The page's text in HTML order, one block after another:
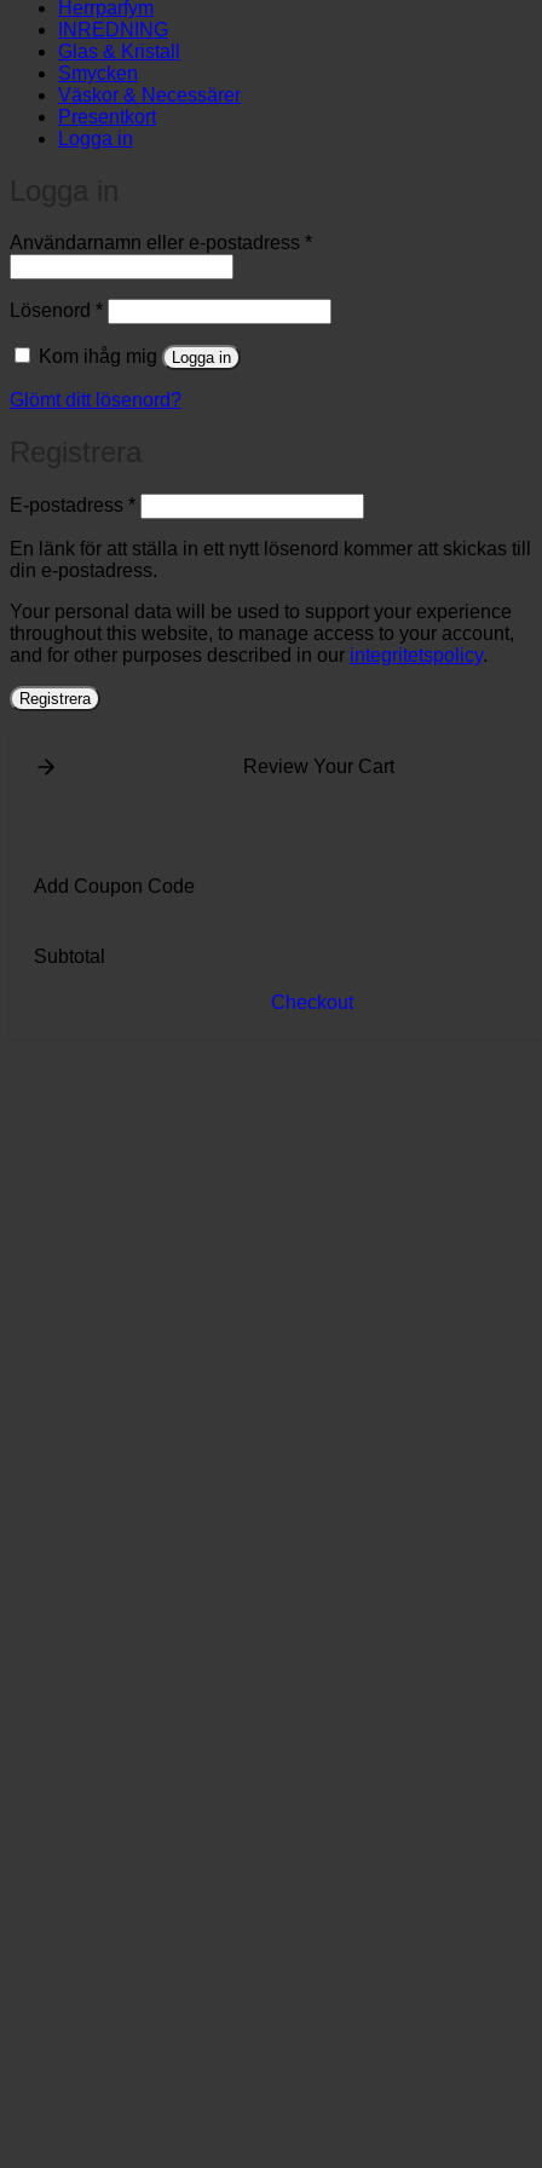
Herrparfym
INREDNING
Glas & Kristall
Smycken
Väskor & Necessärer
Presentkort
Logga in
Användarnamn eller e-postadress *Obligatoriskt
Lösenord *Obligatoriskt
Kom ihåg mig Logga in
Glömt ditt lösenord?
E-postadress *Obligatoriskt
En länk för att ställa in ett nytt lösenord kommer att skickas till
din e-postadress.
Your personal data will be used to support your experience
throughout this website, to manage access to your account,
and for other purposes described in our integritetspolicy.
Registrera
Review Your Cart
Add Coupon Code
Subtotal
Checkout